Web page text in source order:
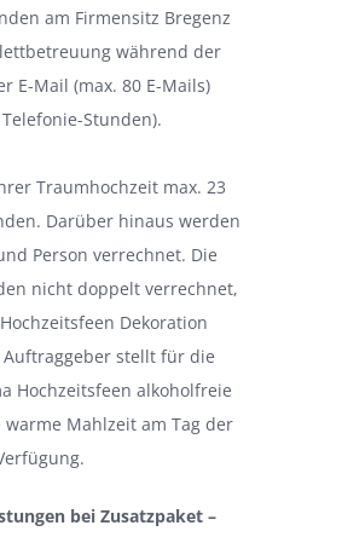
am Firmensitz Bregenz
während der
E-Mail (max. 80 E-Mails)
Stunden).
Traumhochzeit max. 23
Darüber hinaus werden
Person verrechnet. Die
nicht doppelt verrechnet,
Dekoration
stellt für die
Hochzeitsfeen alkoholfreie
warme Mahlzeit am Tag der
bei Zusatzpaket –